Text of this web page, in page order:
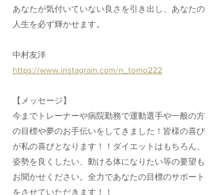
あなたが気付いていない良さを引き出し、あなたの
人生を必ず輝かせます。
中村友洋
https://www.instagram.com/n_tomo222
【メッセージ】
今までトレーナーや病院勤務で運動選手や一般の方
の目標や夢のお手伝いをしてきました！皆様の喜び
が私の喜びとなります！！ダイエットはもちろん、
姿勢を良くしたい、動ける体になりたい等の要望も
お聞かせください。全力であなたの目標のサポート
をさせていただきます！！